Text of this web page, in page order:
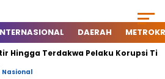
DAERAH
Terdakwa Pelaku Korupsi
Nasional